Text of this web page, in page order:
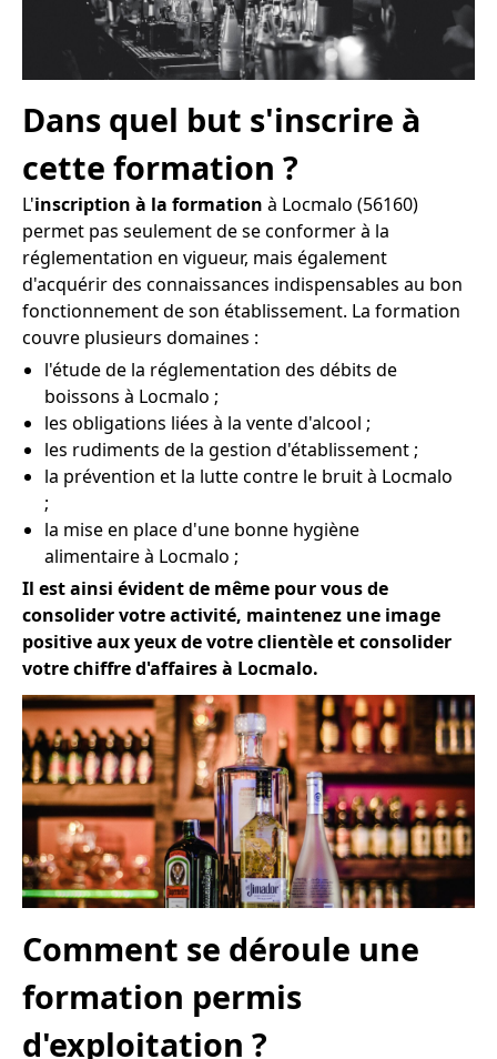
Dans quel but s'inscrire à
cette formation ?
L'inscription à la formation à Locmalo (56160)
permet pas seulement de se conformer à la
réglementation en vigueur, mais également
d'acquérir des connaissances indispensables au bon
fonctionnement de son établissement. La formation
couvre plusieurs domaines :
l'étude de la réglementation des débits de
boissons à Locmalo ;
les obligations liées à la vente d'alcool ;
les rudiments de la gestion d'établissement ;
la prévention et la lutte contre le bruit à Locmalo
;
la mise en place d'une bonne hygiène
alimentaire à Locmalo ;
Il est ainsi évident de même pour vous de
consolider votre activité, maintenez une image
positive aux yeux de votre clientèle et consolider
votre chiffre d'affaires à Locmalo.
Comment se déroule une
formation permis
d'exploitation ?